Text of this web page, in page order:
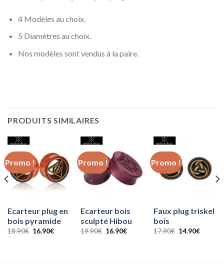
4 Modèles au choix.
5 Diamètres au choix.
Nos modèles sont vendus à la paire.
PRODUITS SIMILAIRES
Promo !
Ecarteur plug en
bois pyramide
18.90€ Le
16.90€Le
Promo !
Ecarteur bois
sculpté Hibou
19.90€ Le
16.90€Le
Promo !
Faux plug triskel
bois
17.90€ Le
14.90€Le